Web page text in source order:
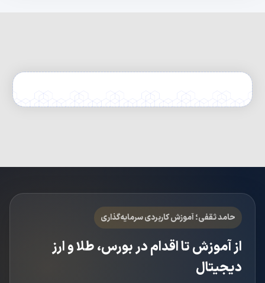
حامد ثقفی؛ آموزش کاربردی سرمایه‌گذاری
از آموزش تا اقدام در بورس، طلا و ارز
دیجیتال